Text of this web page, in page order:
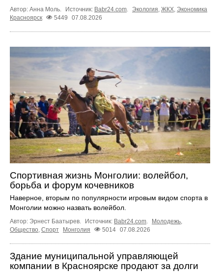
Автор: Анна Моль. Источник: Babr24.com. Экология, ЖКХ, Экономика
Красноярск
5449 07.08.2026
Спортивная жизнь Монголии: волейбол,
борьба и форум кочевников
Наверное, вторым по популярности игровым видом спорта в
Монголии можно назвать волейбол.
Автор: Эрнест Баатырев. Источник: Babr24.com Молодежь
Общество Спорт Монголия 5014 07.08.2026
Здание муниципальной управляющей
компании в Красноярске продают за долги